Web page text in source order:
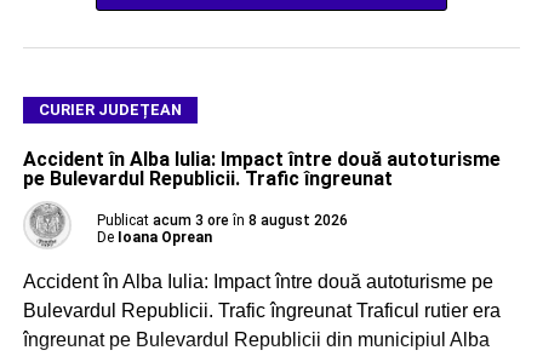
CURIER JUDEȚEAN
Accident în Alba Iulia: Impact între două autoturisme
pe Bulevardul Republicii. Trafic îngreunat
Publicat acum 3 ore în 8 august 2026
De Ioana Oprean
Accident în Alba Iulia: Impact între două autoturisme pe
Bulevardul Republicii. Trafic îngreunat Traficul rutier era
îngreunat pe Bulevardul Republicii din municipiul Alba